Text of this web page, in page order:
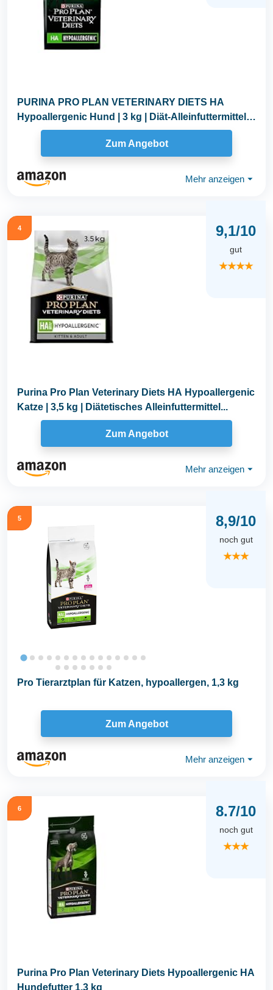
PURINA PRO PLAN VETERINARY DIETS HA
Hypoallergenic Hund | 3 kg | Diät-Alleinfuttermittel
Zum Angebot
Mehr anzeigen ⏷
4 9,1/10
gut
★★★★
Purina Pro Plan Veterinary Diets HA Hypoallergenic
Katze | 3,5 kg | Diätetisches Alleinfuttermittel...
Zum Angebot
Mehr anzeigen ⏷
5 8,9/10
noch gut
★★★
Pro Tierarztplan für Katzen, hypoallergen, 1,3 kg
Zum Angebot
Mehr anzeigen ⏷
6 8.7/10
noch gut
★★★
Purina Pro Plan Veterinary Diets Hypoallergenic HA
Hundefutter 1,3 kg